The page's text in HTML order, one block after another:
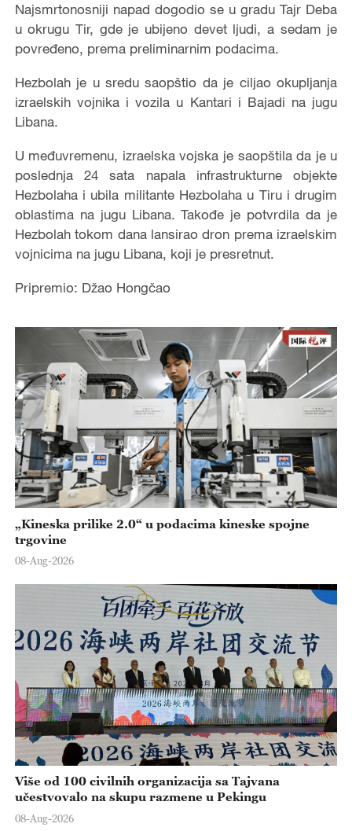
Najsmrtonosniji napad dogodio se u gradu Tajr Deba
u okrugu Tir, gde je ubijeno devet ljudi, a sedam je
povređeno, prema preliminarnim podacima.
Hezbolah je u sredu saopštio da je ciljao okupljanja
izraelskih vojnika i vozila u Kantari i Bajadi na jugu
Libana.
U međuvremenu, izraelska vojska je saopštila da je u
poslednja 24 sata napala infrastrukturne objekte
Hezbolaha i ubila militante Hezbolaha u Tiru i drugim
oblastima na jugu Libana. Takođe je potvrdila da je
Hezbolah tokom dana lansirao dron prema izraelskim
vojnicima na jugu Libana, koji je presretnut.
Pripremio: Džao Hongčao
„Kineska prilike 2.0“ u podacima kineske spojne
trgovine
08-Aug-2026
Više od 100 civilnih organizacija sa Tajvana
učestvovalo na skupu razmene u Pekingu
08-Aug-2026